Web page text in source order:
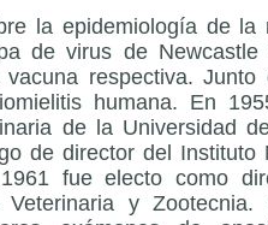
la epidemiología de la
de virus de Newcastle
respectiva.
humana. En
de la Universidad
de director del Instituto
fue electo como
y Zootecnia.